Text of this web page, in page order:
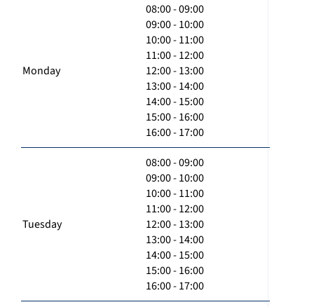
Monday
08:00 - 09:00
09:00 - 10:00
10:00 - 11:00
11:00 - 12:00
12:00 - 13:00
13:00 - 14:00
14:00 - 15:00
15:00 - 16:00
16:00 - 17:00
Tuesday
08:00 - 09:00
09:00 - 10:00
10:00 - 11:00
11:00 - 12:00
12:00 - 13:00
13:00 - 14:00
14:00 - 15:00
15:00 - 16:00
16:00 - 17:00